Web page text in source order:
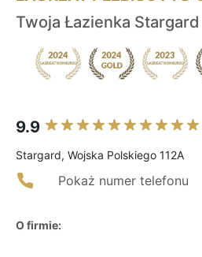
Twoja Łazienka Stargard
9.9
Stargard, Wojska Polskiego 112A
Pokaż numer telefonu
O firmie: